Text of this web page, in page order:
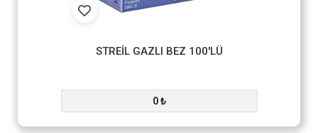
STREİL GAZLI BEZ 100'LÜ
0 ₺